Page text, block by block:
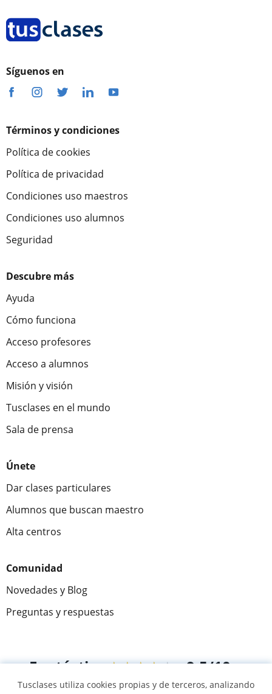
Síguenos en
Términos y condiciones
Política de cookies
Política de privacidad
Condiciones uso maestros
Condiciones uso alumnos
Seguridad
Descubre más
Ayuda
Cómo funciona
Acceso profesores
Acceso a alumnos
Misión y visión
Tusclases en el mundo
Sala de prensa
Únete
Dar clases particulares
Alumnos que buscan maestro
Alta centros
Comunidad
Novedades y Blog
Preguntas y respuestas
Fantástica★★★★★ 9,5/10
Tusclases utiliza cookies propias y de terceros, analizando